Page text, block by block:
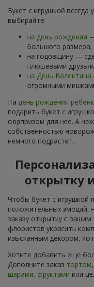
Букет с игрушкой
выбирайте:
на день рождения
большого размера;
на годовщину —
плюшевыми
на День Валентина
огромными
На день рождения
подарить букет с
сюрпризом для нее. А
собственностью
немного подрастет.
открытку
Чтобы букет с игрушкой
положительных эмоций,
заказу открытку с
флористов украсить
изысканным декором,
Хотите добавить еще
Дополните заказ тортом,
шарами, фруктами или